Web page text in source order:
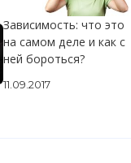
Зависимость: что это
на самом деле и как с
ней бороться?
11.09.2017